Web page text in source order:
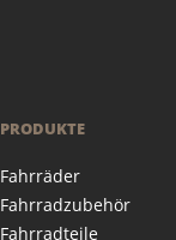
PRODUKTE
Fahrräder
Fahrradzubehör
Fahrradteile